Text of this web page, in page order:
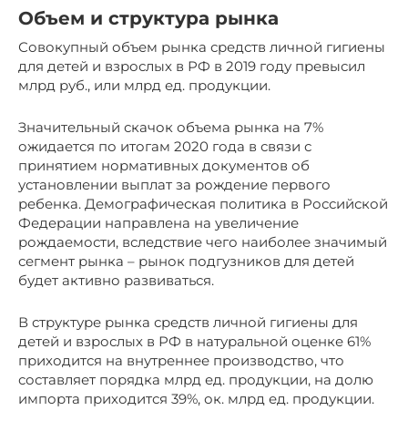
Объем и структура рынка
Совокупный объем рынка средств личной гигиены
для детей и взрослых в РФ в 2019 году превысил
млрд руб., или млрд ед. продукции.
Значительный скачок объема рынка на 7%
ожидается по итогам 2020 года в связи с
принятием нормативных документов об
установлении выплат за рождение первого
ребенка. Демографическая политика в Российской
Федерации направлена на увеличение
рождаемости, вследствие чего наиболее значимый
сегмент рынка – рынок подгузников для детей
будет активно развиваться.
В структуре рынка средств личной гигиены для
детей и взрослых в РФ в натуральной оценке 61%
приходится на внутреннее производство, что
составляет порядка млрд ед. продукции, на долю
импорта приходится 39%, ок. млрд ед. продукции.